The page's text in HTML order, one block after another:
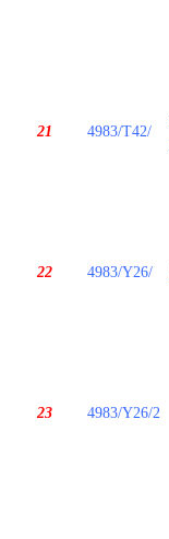
21 4983/T42/
22 4983/Y26/
23 4983/Y26/2